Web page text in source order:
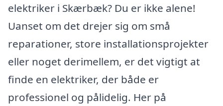
elektriker i Skærbæk? Du er ikke alene!
Uanset om det drejer sig om små
reparationer, store installationsprojekter
eller noget derimellem, er det vigtigt at
finde en elektriker, der både er
professionel og pålidelig. Her på